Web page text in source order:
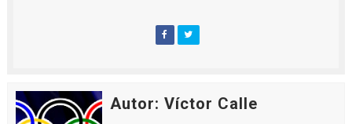
Autor: Víctor Calle